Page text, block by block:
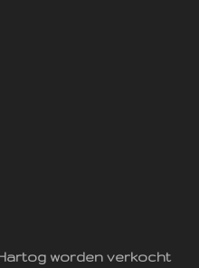
worden verkocht